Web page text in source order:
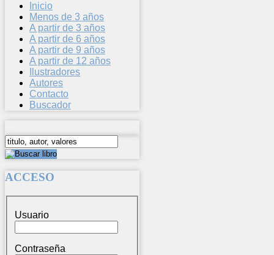
Inicio
Menos de 3 años
A partir de 3 años
A partir de 6 años
A partir de 9 años
A partir de 12 años
Ilustradores
Autores
Contacto
Buscador
ACCESO
Usuario
Contraseña